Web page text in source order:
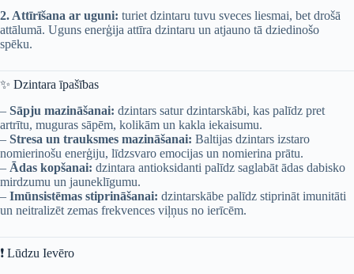
2. Attīrīšana ar uguni: turiet dzintaru tuvu sveces liesmai, bet drošā
attālumā. Uguns enerģija attīra dzintaru un atjauno tā dziedinošo
spēku.
✨ Dzintara īpašības
– Sāpju mazināšanai: dzintars satur dzintarskābi, kas palīdz pret
artrītu, muguras sāpēm, kolikām un kakla iekaisumu.
– Stresa un trauksmes mazināšanai: Baltijas dzintars izstaro
nomierinošu enerģiju, līdzsvaro emocijas un nomierina prātu.
– Ādas kopšanai: dzintara antioksidanti palīdz saglabāt ādas dabisko
mirdzumu un jauneklīgumu.
– Imūnsistēmas stiprināšanai: dzintarskābe palīdz stiprināt imunitāti
un neitralizēt zemas frekvences viļņus no ierīcēm.
❗ Lūdzu Ievēro